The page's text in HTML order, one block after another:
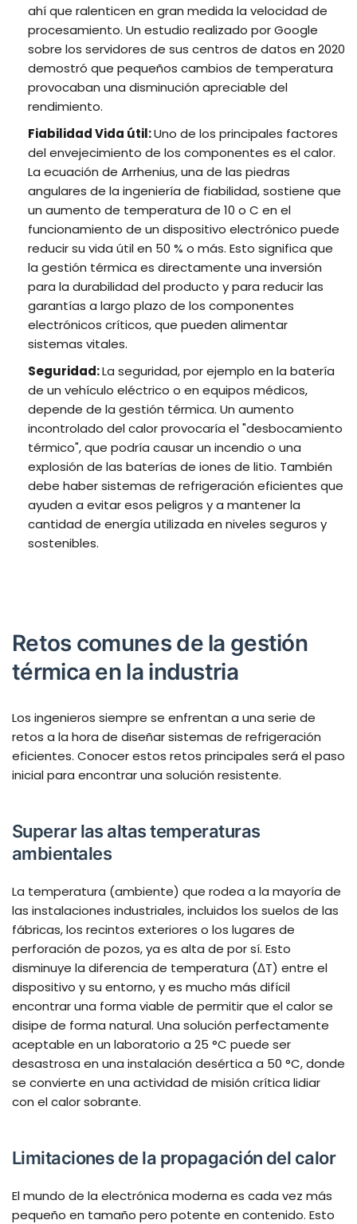
ahí que ralenticen en gran medida la velocidad de
procesamiento. Un estudio realizado por Google
sobre los servidores de sus centros de datos en 2020
demostró que pequeños cambios de temperatura
provocaban una disminución apreciable del
rendimiento.
Fiabilidad Vida útil:Uno de los principales factores
del envejecimiento de los componentes es el calor.
La ecuación de Arrhenius, una de las piedras
angulares de la ingeniería de fiabilidad, sostiene que
un aumento de temperatura de 10 o C en el
funcionamiento de un dispositivo electrónico puede
reducir su vida útil en 50 % o más. Esto significa que
la gestión térmica es directamente una inversión
para la durabilidad del producto y para reducir las
garantías a largo plazo de los componentes
electrónicos críticos, que pueden alimentar
sistemas vitales.
Seguridad:La seguridad, por ejemplo en la batería
de un vehículo eléctrico o en equipos médicos,
depende de la gestión térmica. Un aumento
incontrolado del calor provocaría el "desbocamiento
térmico", que podría causar un incendio o una
explosión de las baterías de iones de litio. También
debe haber sistemas de refrigeración eficientes que
ayuden a evitar esos peligros y a mantener la
cantidad de energía utilizada en niveles seguros y
sostenibles.
Retos comunes de la gestión
térmica en la industria
Los ingenieros siempre se enfrentan a una serie de
retos a la hora de diseñar sistemas de refrigeración
eficientes. Conocer estos retos principales será el paso
inicial para encontrar una solución resistente.
Superar las altas temperaturas
ambientales
La temperatura (ambiente) que rodea a la mayoría de
las instalaciones industriales, incluidos los suelos de las
fábricas, los recintos exteriores o los lugares de
perforación de pozos, ya es alta de por sí. Esto
disminuye la diferencia de temperatura (ΔT) entre el
dispositivo y su entorno, y es mucho más difícil
encontrar una forma viable de permitir que el calor se
disipe de forma natural. Una solución perfectamente
aceptable en un laboratorio a 25 °C puede ser
desastrosa en una instalación desértica a 50 °C, donde
se convierte en una actividad de misión crítica lidiar
con el calor sobrante.
Limitaciones de la propagación del calor
El mundo de la electrónica moderna es cada vez más
pequeño en tamaño pero potente en contenido. Esto